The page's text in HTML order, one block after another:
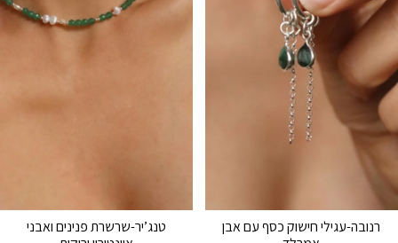
רנובה-עגילי חישוק כסף עם אבן
טנג’יר-שרשרת פנינים ואבני